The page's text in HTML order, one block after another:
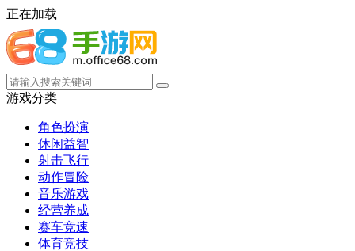
正在加载
游戏分类
角色扮演
休闲益智
射击飞行
动作冒险
音乐游戏
经营养成
赛车竞速
体育竞技